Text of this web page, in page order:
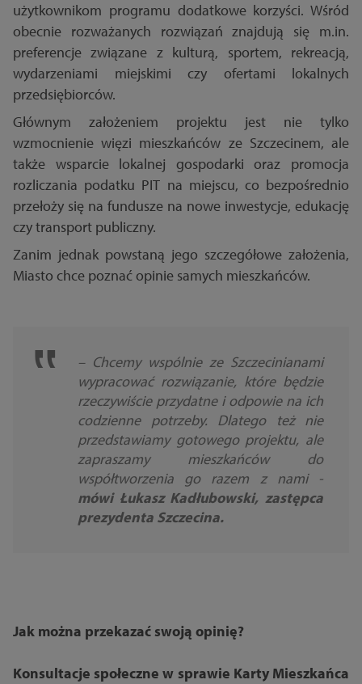
użytkownikom programu dodatkowe korzyści. Wśród
obecnie rozważanych rozwiązań znajdują się m.in.
preferencje związane z kulturą, sportem, rekreacją,
wydarzeniami miejskimi czy ofertami lokalnych
przedsiębiorców.
Głównym założeniem projektu jest nie tylko
wzmocnienie więzi mieszkańców ze Szczecinem, ale
także wsparcie lokalnej gospodarki oraz promocja
rozliczania podatku PIT na miejscu, co bezpośrednio
przełoży się na fundusze na nowe inwestycje, edukację
czy transport publiczny.
Zanim jednak powstaną jego szczegółowe założenia,
Miasto chce poznać opinie samych mieszkańców.
– Chcemy wspólnie ze Szczecinianami
wypracować rozwiązanie, które będzie
rzeczywiście przydatne i odpowie na ich
codzienne potrzeby. Dlatego też nie
przedstawiamy gotowego projektu, ale
zapraszamy mieszkańców do
współtworzenia go razem z nami-
mówi Łukasz Kadłubowski, zastępca
prezydenta Szczecina.
Jak można przekazać swoją opinię?
Konsultacje społeczne w sprawie Karty Mieszkańca